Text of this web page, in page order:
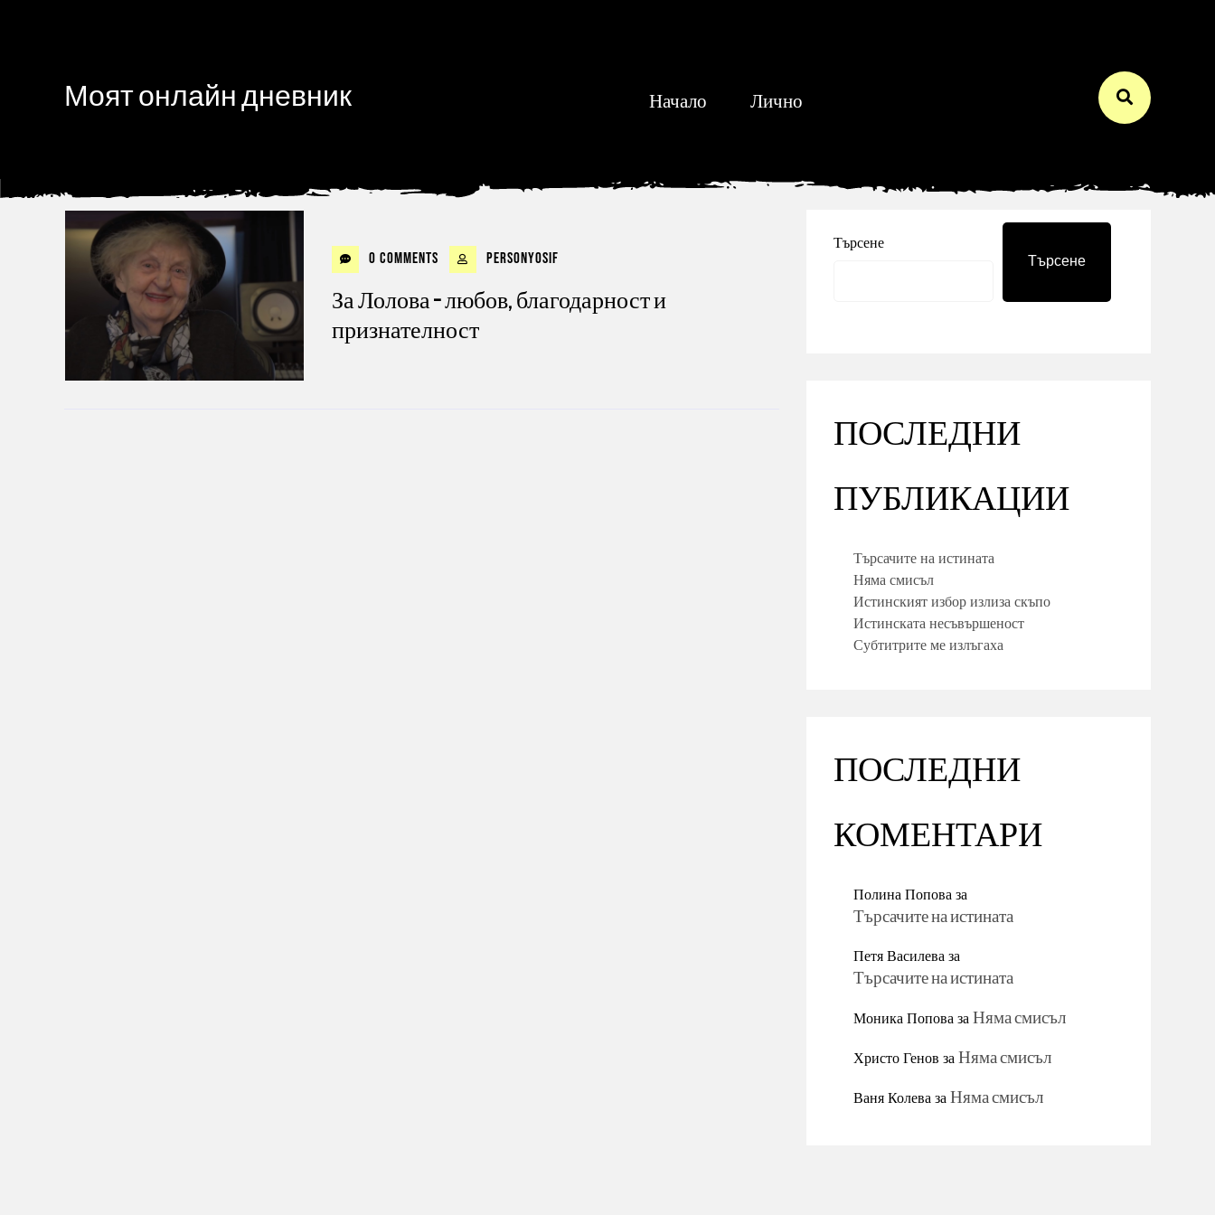
Моят онлайн дневник Начало Лично
0 Comments personyosif
За Лолова – любов, благодарност и
признателност
Търсене
Търсене
ПОСЛЕДНИ
ПУБЛИКАЦИИ
Търсачите на истината
Няма смисъл
Истинският избор излиза скъпо
Истинската несъвършеност
Субтитрите ме излъгаха
ПОСЛЕДНИ
КОМЕНТАРИ
Полина Поповаза
Търсачите на истината
Петя Василеваза
Търсачите на истината
Моника ПоповазаНяма смисъл
Христо ГеновзаНяма смисъл
Ваня КолевазаНяма смисъл